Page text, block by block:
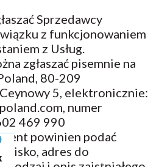
Sprzedawcy
z funkcjonowaniem
z Usług.
zgłaszać pisemnie na
80-209
5, elektronicznie:
numer
469 990
powinien podać
adres do
w koszyku: 0. Zobacz